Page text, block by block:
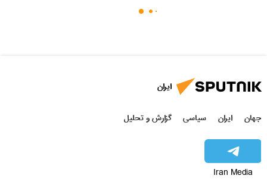
ایران
جهان ایران سیاسی گزارش و تحلیل
Iran Media